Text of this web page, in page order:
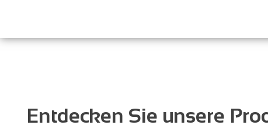
Entdecken Sie unsere